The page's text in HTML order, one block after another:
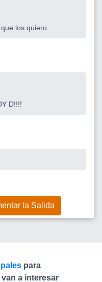
los quiero.
D!!!!
la Salida
para
a interesar